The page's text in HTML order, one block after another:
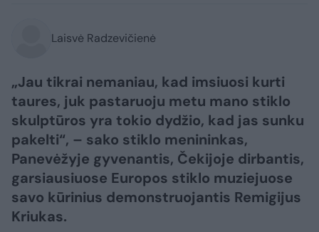
Laisvė Radzevičienė
„Jau tikrai nemaniau, kad imsiuosi kurti
taures, juk pastaruoju metu mano stiklo
skulptūros yra tokio dydžio, kad jas sunku
pakelti“, – sako stiklo menininkas,
Panevėžyje gyvenantis, Čekijoje dirbantis,
garsiausiuose Europos stiklo muziejuose
savo kūrinius demonstruojantis Remigijus
Kriukas.